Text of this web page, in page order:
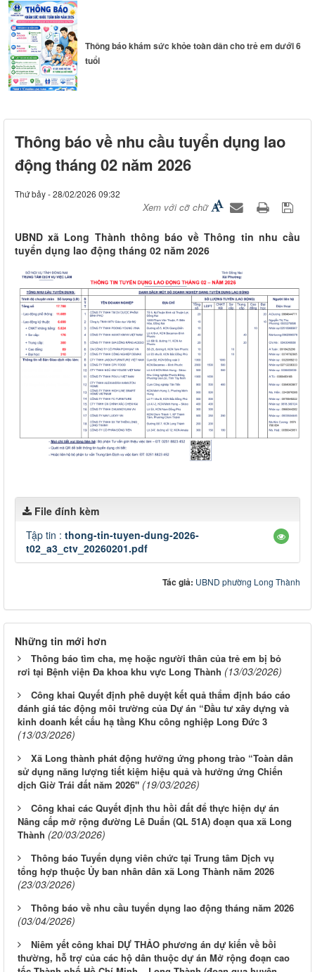
Thông báo khám sức khỏe toàn dân cho trẻ em dưới 6
tuổi
Sân bay...
Thông báo về nhu cầu tuyển dụng lao
động tháng 02 năm 2026
Thứ bảy - 28/02/2026 09:32
Xem với cỡ chữ
UBND xã Long Thành thông báo về Thông tin nhu cầu
tuyển dụng lao động tháng 02 năm 2026
File đính kèm
Tập tin : thong-tin-tuyen-dung-2026-
t02_a3_ctv_20260201.pdf
Tác giả: UBND phường Long Thành
Những tin mới hơn
Thông báo tìm cha, mẹ hoặc người thân của trẻ em bị bỏ
rơi tại Bệnh viện Đa khoa khu vực Long Thành (13/03/2026)
Công khai Quyết định phê duyệt kết quả thẩm định báo cáo
đánh giá tác động môi trường của Dự án “Đầu tư xây dựng và
kinh doanh kết cấu hạ tầng Khu công nghiệp Long Đức 3
(13/03/2026)
Xã Long thành phát động hưởng ứng phong trào “Toàn dân
sử dụng năng lượng tiết kiệm hiệu quả và hưởng ứng Chiến
dịch Giờ Trái đất năm 2026" (19/03/2026)
Công khai các Quyết định thu hồi đất để thực hiện dự án
Nâng cấp mở rộng đường Lê Duẩn (QL 51A) đoạn qua xã Long
Thành (20/03/2026)
Thông báo Tuyển dụng viên chức tại Trung tâm Dịch vụ
tổng hợp thuộc Ủy ban nhân dân xã Long Thành năm 2026
(23/03/2026)
Thông báo về nhu cầu tuyển dụng lao động tháng năm 2026
(03/04/2026)
Niêm yết công khai DỰ THẢO phương án dự kiến về bồi
thường, hỗ trợ của các hộ dân thuộc dự án Mở rộng đoạn cao